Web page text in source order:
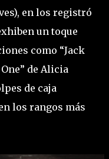
en los registró
un toque
como “Jack
One” de Alicia
de caja
los rangos más